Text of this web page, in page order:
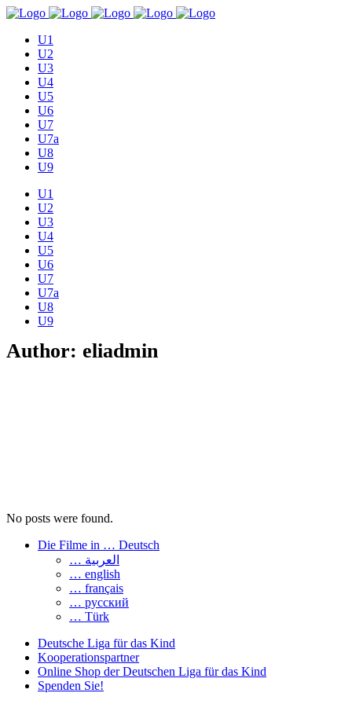
U1
U2
U3
U4
U5
U6
U7
U7a
U8
U9
U1
U2
U3
U4
U5
U6
U7
U7a
U8
U9
Author: eliadmin
No posts were found.
Die Filme in … Deutsch
… العربية
… english
… français
… русский
… Türk
Deutsche Liga für das Kind
Kooperationspartner
Online Shop der Deutschen Liga für das Kind
Spenden Sie!